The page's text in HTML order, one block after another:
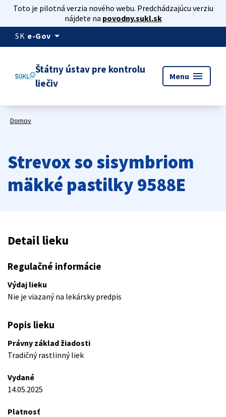
Toto je pilotná verzia nového webu. Predchádzajúcu verziu
nájdete na povodny.sukl.sk
SK e-Gov arrow_drop_down
Štátny ústav pre kontrolu
liečiv
Menu menu
Domov
Strevox so sisymbriom
mäkké pastilky 9588E
Detail lieku
Regulačné informácie
Výdaj lieku
Nie je viazaný na lekársky predpis
Popis lieku
Právny základ žiadosti
Tradičný rastlinný liek
Vydané
14.05.2025
Platnosť